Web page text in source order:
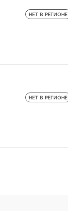
НЕТ В РЕГИОНЕ
НЕТ В РЕГИОНЕ